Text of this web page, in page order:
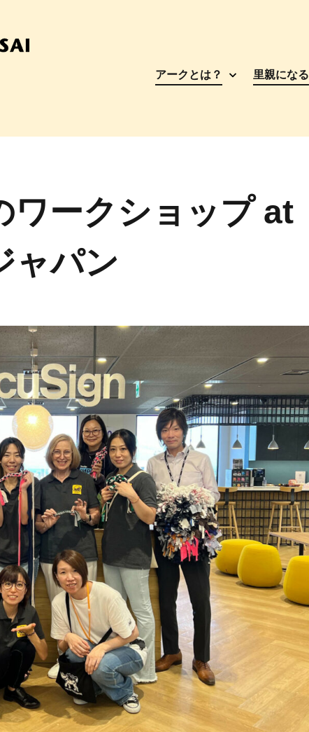
アークとは？ 里親になる
ワークショップ at
ャパン